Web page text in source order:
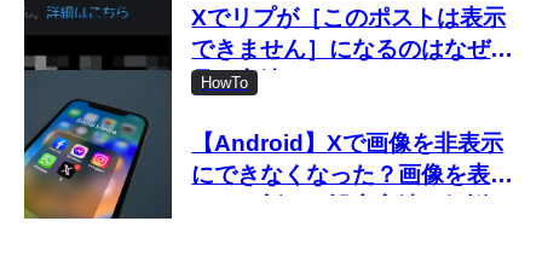
Xでリプが［このポストは表示
できません］になるのはなぜ？
見る方法は？
HowTo
【Android】Xで画像を非表示
にできなくなった？画像を表示